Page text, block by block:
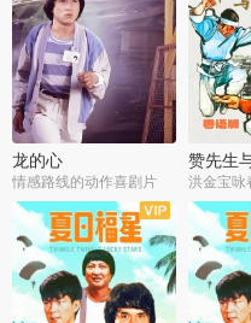
龙的心
情感路线的动作喜剧片
赞先生
版
洪金宝咏